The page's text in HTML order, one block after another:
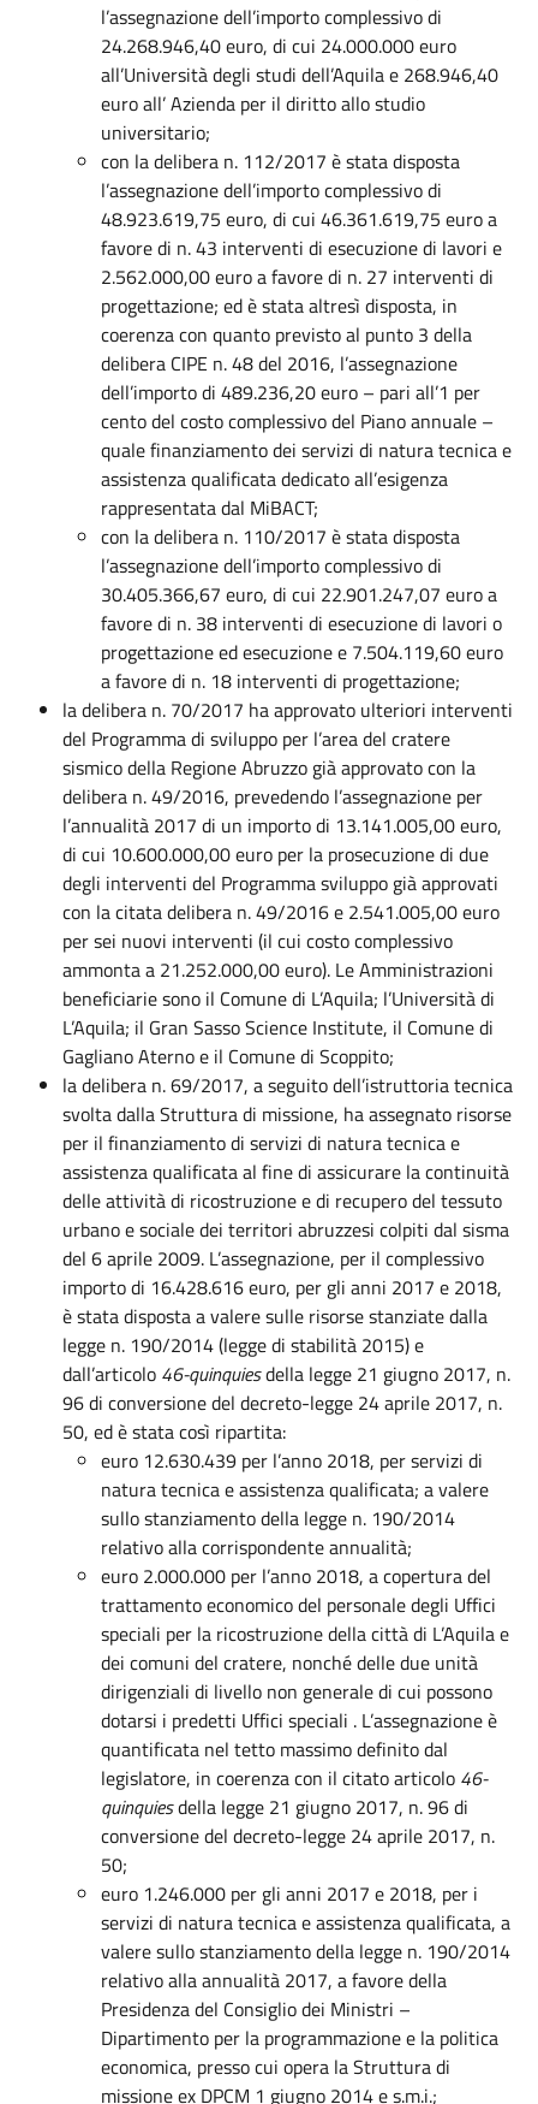
l’assegnazione dell’importo complessivo di
24.268.946,40 euro, di cui 24.000.000 euro
all’Università degli studi dell’Aquila e 268.946,40
euro all’ Azienda per il diritto allo studio
universitario;
con la delibera n. 112/2017 è stata disposta
l’assegnazione dell’importo complessivo di
48.923.619,75 euro, di cui 46.361.619,75 euro a
favore di n. 43 interventi di esecuzione di lavori e
2.562.000,00 euro a favore di n. 27 interventi di
progettazione; ed è stata altresì disposta, in
coerenza con quanto previsto al punto 3 della
delibera CIPE n. 48 del 2016, l’assegnazione
dell’importo di 489.236,20 euro – pari all’1 per
cento del costo complessivo del Piano annuale –
quale finanziamento dei servizi di natura tecnica e
assistenza qualificata dedicato all’esigenza
rappresentata dal MiBACT;
con la delibera n. 110/2017 è stata disposta
l’assegnazione dell’importo complessivo di
30.405.366,67 euro, di cui 22.901.247,07 euro a
favore di n. 38 interventi di esecuzione di lavori o
progettazione ed esecuzione e 7.504.119,60 euro
a favore di n. 18 interventi di progettazione;
la delibera n. 70/2017 ha approvato ulteriori interventi
del Programma di sviluppo per l’area del cratere
sismico della Regione Abruzzo già approvato con la
delibera n. 49/2016, prevedendo l’assegnazione per
l’annualità 2017 di un importo di 13.141.005,00 euro,
di cui 10.600.000,00 euro per la prosecuzione di due
degli interventi del Programma sviluppo già approvati
con la citata delibera n. 49/2016 e 2.541.005,00 euro
per sei nuovi interventi (il cui costo complessivo
ammonta a 21.252.000,00 euro). Le Amministrazioni
beneficiarie sono il Comune di L’Aquila; l’Università di
L’Aquila; il Gran Sasso Science Institute, il Comune di
Gagliano Aterno e il Comune di Scoppito;
la delibera n. 69/2017, a seguito dell’istruttoria tecnica
svolta dalla Struttura di missione, ha assegnato risorse
per il finanziamento di servizi di natura tecnica e
assistenza qualificata al fine di assicurare la continuità
delle attività di ricostruzione e di recupero del tessuto
urbano e sociale dei territori abruzzesi colpiti dal sisma
del 6 aprile 2009. L’assegnazione, per il complessivo
importo di 16.428.616 euro, per gli anni 2017 e 2018,
è stata disposta a valere sulle risorse stanziate dalla
legge n. 190/2014 (legge di stabilità 2015) e
dall’articolo 46-quinquiesdella legge 21 giugno 2017, n.
96 di conversione del decreto-legge 24 aprile 2017, n.
50, ed è stata così ripartita:
euro 12.630.439 per l’anno 2018, per servizi di
natura tecnica e assistenza qualificata; a valere
sullo stanziamento della legge n. 190/2014
relativo alla corrispondente annualità;
euro 2.000.000 per l’anno 2018, a copertura del
trattamento economico del personale degli Uffici
speciali per la ricostruzione della città di L’Aquila e
dei comuni del cratere, nonché delle due unità
dirigenziali di livello non generale di cui possono
dotarsi i predetti Uffici speciali . L’assegnazione è
quantificata nel tetto massimo definito dal
legislatore, in coerenza con il citato articolo 46-
quinquiesdella legge 21 giugno 2017, n. 96 di
conversione del decreto-legge 24 aprile 2017, n.
50;
euro 1.246.000 per gli anni 2017 e 2018, per i
servizi di natura tecnica e assistenza qualificata, a
valere sullo stanziamento della legge n. 190/2014
relativo alla annualità 2017, a favore della
Presidenza del Consiglio dei Ministri –
Dipartimento per la programmazione e la politica
economica, presso cui opera la Struttura di
missione ex DPCM 1 giugno 2014 e s.m.i.;